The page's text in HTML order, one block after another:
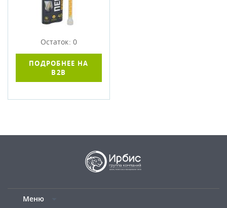
Остаток: 0
ПОДРОБНЕЕ НА
B2B
Меню